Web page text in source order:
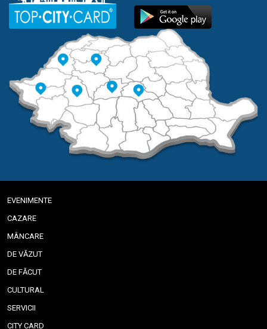
EVENIMENTE
CAZARE
MÂNCARE
DE VĂZUT
DE FĂCUT
CULTURAL
SERVICII
CITY CARD